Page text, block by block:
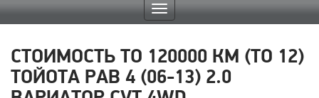
Toggle
navigation
СТОИМОСТЬ ТО 120000 КМ (ТО 12)
ТОЙОТА РАВ 4 (06-13) 2.0